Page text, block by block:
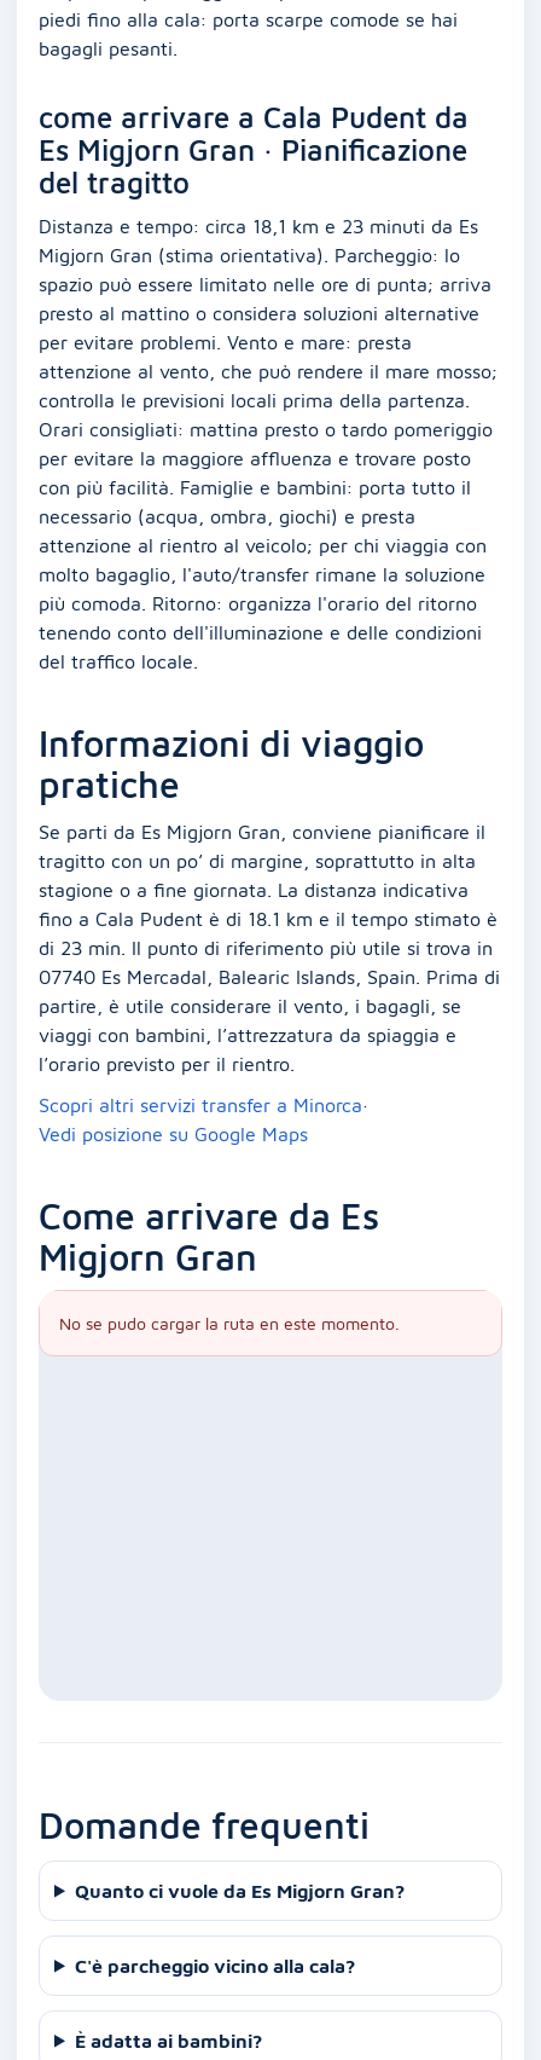
piedi fino alla cala: porta scarpe comode se hai
bagagli pesanti.
come arrivare a Cala Pudent da
Es Migjorn Gran · Pianificazione
del tragitto
Distanza e tempo: circa 18,1 km e 23 minuti da Es
Migjorn Gran (stima orientativa). Parcheggio: lo
spazio può essere limitato nelle ore di punta; arriva
presto al mattino o considera soluzioni alternative
per evitare problemi. Vento e mare: presta
attenzione al vento, che può rendere il mare mosso;
controlla le previsioni locali prima della partenza.
Orari consigliati: mattina presto o tardo pomeriggio
per evitare la maggiore affluenza e trovare posto
con più facilità. Famiglie e bambini: porta tutto il
necessario (acqua, ombra, giochi) e presta
attenzione al rientro al veicolo; per chi viaggia con
molto bagaglio, l'auto/transfer rimane la soluzione
più comoda. Ritorno: organizza l'orario del ritorno
tenendo conto dell'illuminazione e delle condizioni
del traffico locale.
Informazioni di viaggio
pratiche
Se parti da Es Migjorn Gran, conviene pianificare il
tragitto con un po’ di margine, soprattutto in alta
stagione o a fine giornata. La distanza indicativa
fino a Cala Pudent è di 18.1 km e il tempo stimato è
di 23 min. Il punto di riferimento più utile si trova in
07740 Es Mercadal, Balearic Islands, Spain. Prima di
partire, è utile considerare il vento, i bagagli, se
viaggi con bambini, l’attrezzatura da spiaggia e
l’orario previsto per il rientro.
Scopri altri servizi transfer a Minorca·
Vedi posizione su Google Maps
Come arrivare da Es
Migjorn Gran
No se pudo cargar la ruta en este momento.
Domande frequenti
Quanto ci vuole da Es Migjorn Gran?
C'è parcheggio vicino alla cala?
È adatta ai bambini?